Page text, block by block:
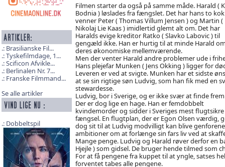
Brasilianske Fil...
Tyskefilmdage, 1...
Scificon Afvikle...
Berlinalen Nr. 7...
Franske Filmmand...
Se alle artikler
Dobbeltspil
Filmen starter da også på samme måde. Harald (
Bodnia ) løslades fra fængslet. Det har hans to
venner Peter ( Thomas Villum Jensen ) og Martin (
Nikolaj Lie Kaas ) imidlertid glemt alt om. Det har
Haralds evige kreditor Ratko ( Slavko Labovic ) til
gengæld ikke. Han er hurtig til at minde Harald
deres økonomiske mellemværende.
Men der venter Harald andre problemer ude i
Hans plejefar Munken ( Jens Okking ) ligger for
Leveren er ved at svigte. Munken har et sidste
at se sin rigtige søn Ludvig, som han fik med en
stewardesse.
Ludvig, bor i Sverige, og er ikke svær at finde
Der er dog lige en hage. Han er femdobbelt
kvindemorder og sidder i Sveriges mest flugtsikre
fængsel. En flugtplan, der er Egon Olsen værdig,
dog sit til at Ludvig modvilligt kan blive
ambitioner om at forlænge sin fars liv ved at
Mange penge. Ludvig og Harald røver derfor en
Hjejle ) som gidsel. De bruger hende tilmed som
For at få pengene fra kuppet til at yngle, satses
forventet tabes alle pengene.